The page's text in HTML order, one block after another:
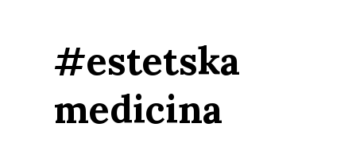
#estetska
medicina